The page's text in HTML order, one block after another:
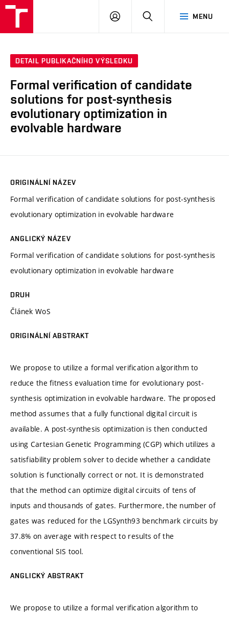
MENU
PŘIHLÁSIT
DETAIL PUBLIKAČNÍHO VÝSLEDKU
Formal verification of candidate
solutions for post-synthesis
evolutionary optimization in
evolvable hardware
ORIGINÁLNÍ NÁZEV
Formal verification of candidate solutions for post-synthesis
evolutionary optimization in evolvable hardware
ANGLICKÝ NÁZEV
Formal verification of candidate solutions for post-synthesis
evolutionary optimization in evolvable hardware
DRUH
Článek WoS
ORIGINÁLNÍ ABSTRAKT
We propose to utilize a formal verification algorithm to
reduce the fitness evaluation time for evolutionary post-
synthesis optimization in evolvable hardware. The proposed
method assumes that a fully functional digital circuit is
available. A post-synthesis optimization is then conducted
using Cartesian Genetic Programming (CGP) which utilizes a
satisfiability problem solver to decide whether a candidate
solution is functionally correct or not. It is demonstrated
that the method can optimize digital circuits of tens of
inputs and thousands of gates. Furthermore, the number of
gates was reduced for the LGSynth93 benchmark circuits by
37.8% on average with respect to results of the
conventional SIS tool.
ANGLICKÝ ABSTRAKT
We propose to utilize a formal verification algorithm to